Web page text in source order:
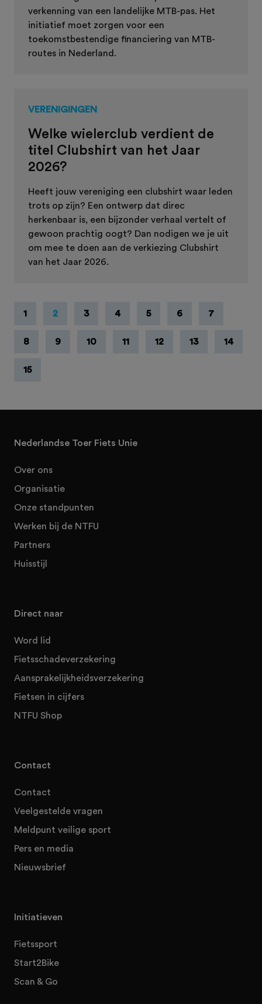
verkenning van een landelijke MTB-pas. Het
initiatief moet zorgen voor een
toekomstbestendige financiering van MTB-
routes in Nederland.
VERENIGINGEN
Welke wielerclub verdient de
titel Clubshirt van het Jaar
2026?
Heeft jouw vereniging een clubshirt waar leden
trots op zijn? Een ontwerp dat direc
herkenbaar is, een bijzonder verhaal vertelt of
gewoon prachtig oogt? Dan nodigen we je uit
om mee te doen aan de verkiezing Clubshirt
van het Jaar 2026.
1 2 3 4 5 6 7
8 9 10 11 12 13 14
15
Nederlandse Toer Fiets Unie
Over ons
Organisatie
Onze standpunten
Werken bij de NTFU
Partners
Huisstijl
Direct naar
Word lid
Fietsschadeverzekering
Aansprakelijkheidsverzekering
Fietsen in cijfers
NTFU Shop
Contact
Contact
Veelgestelde vragen
Meldpunt veilige sport
Pers en media
Nieuwsbrief
Initiatieven
Fietssport
Start2Bike
Scan & Go